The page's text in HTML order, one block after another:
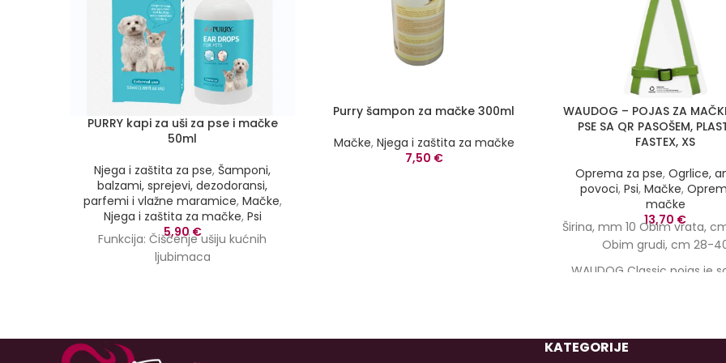
PURRY kapi za uši za pse i mačke
50ml
Njega i zaštita za pse, Šamponi,
balzami, sprejevi, dezodoransi,
parfemi i vlažne maramice, Mačke,
Njega i zaštita za mačke, Psi
5,90 €
Funkcija: Čišćenje ušiju kućnih
ljubimaca
Purry šampon za mačke 300ml
Mačke, Njega i zaštita za mačke
7,50 €
WAUDOG – POJAS ZA
PSE SA QR PASOŠEM,
FASTEX, XS
Oprema za pse, Ogrlice,
povoci, Psi, Mačke,
mačke
13,70 €
Širina, mm 10 Obim vrata,
Obim grudi, cm 28-
WAUDOG Classic pojas je
minimalistički stil sa
KATEGORIJE